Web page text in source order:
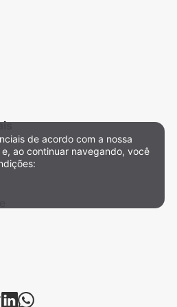
TiktokLinkedin
Whatsapp
Cookiesde acordo com a nossa
e, ao continuar navegando, você